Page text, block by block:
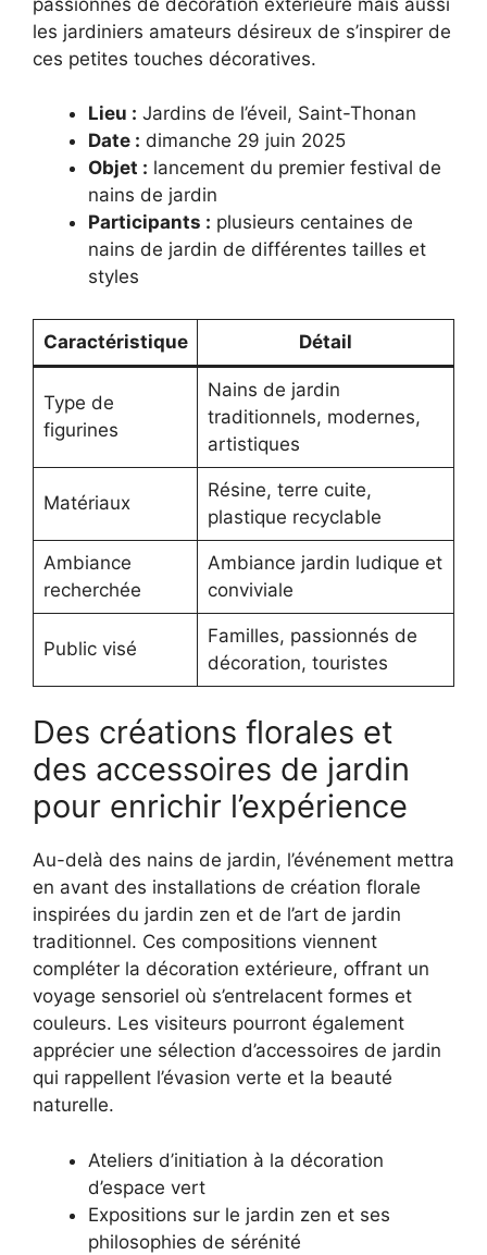
les jardiniers amateurs désireux de s’inspirer de
ces petites touches décoratives.
Lieu : Jardins de l’éveil, Saint-Thonan
Date : dimanche 29 juin 2025
Objet : lancement du premier festival de
nains de jardin
Participants : plusieurs centaines de
nains de jardin de différentes tailles et
styles
Caractéristique Détail
Type de
figurines
Nains de jardin
traditionnels, modernes,
artistiques
Matériaux
Résine, terre cuite,
plastique recyclable
Ambiance
recherchée
Ambiance jardin ludique et
conviviale
Public visé
Familles, passionnés de
décoration, touristes
Des créations florales et
des accessoires de jardin
pour enrichir l’expérience
Au-delà des nains de jardin, l’événement mettra
en avant des installations de création florale
inspirées du jardin zen et de l’art de jardin
traditionnel. Ces compositions viennent
compléter la décoration extérieure, offrant un
voyage sensoriel où s’entrelacent formes et
couleurs. Les visiteurs pourront également
apprécier une sélection d’accessoires de jardin
qui rappellent l’évasion verte et la beauté
naturelle.
Ateliers d’initiation à la décoration
d’espace vert
Expositions sur le jardin zen et ses
philosophies de sérénité